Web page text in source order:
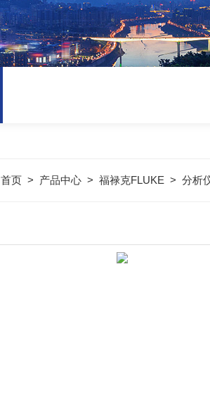
首页> 产品中心> 福禄克FLUKE > 分析